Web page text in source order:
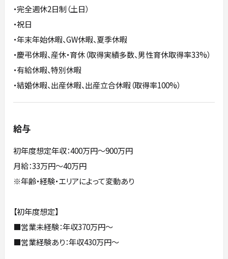
・完全週休2日制（土日）
・祝日
・年末年始休暇、GW休暇、夏季休暇
・慶弔休暇、産休・育休（取得実績多数、男性育休取得率33%）
・有給休暇、特別休暇
・結婚休暇、出産休暇、出産立合休暇（取得率100%）
給与
初年度想定年収：400万円〜900万円
月給：33万円〜40万円
※年齢・経験・エリアによって変動あり
【初年度想定】
■営業未経験：年収370万円〜
■営業経験あり：年収430万円〜